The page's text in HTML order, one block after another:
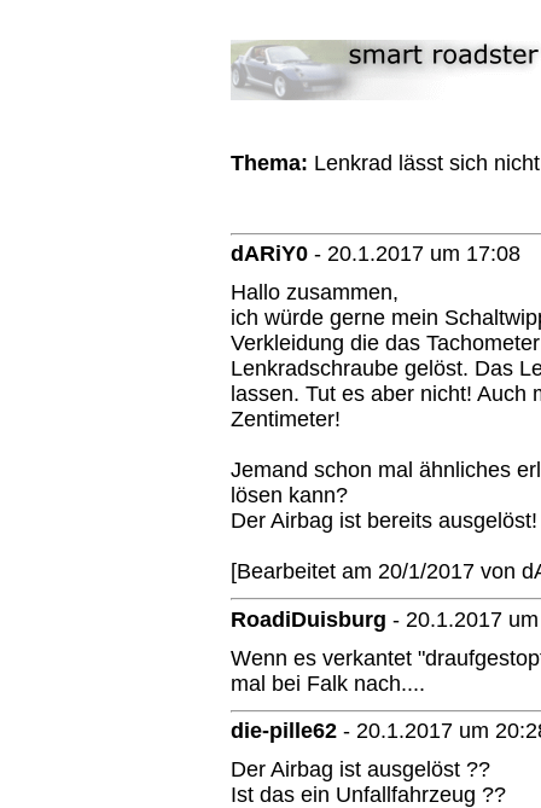
Thema: Lenkrad lässt sich
dARiY0 - 20.1.2017 um 17:08
Hallo zusammen,
ich würde gerne mein
Verkleidung die das
Lenkradschraube gelöst. Das
lassen. Tut es aber nicht!
Zentimeter!
Jemand schon mal ähnliches
lösen kann?
Der Airbag ist bereits ausgelöst!
[Bearbeitet am 20/1/2017 von
RoadiDuisburg - 20.1.2017
Wenn es verkantet
mal bei Falk nach....
die-pille62 - 20.1.2017 um
Der Airbag ist ausgelöst ??
Ist das ein Unfallfahrzeug ??